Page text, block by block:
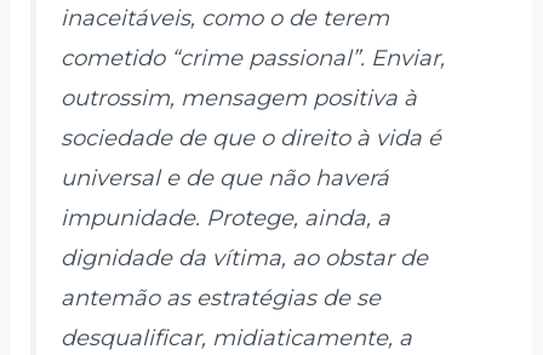
inaceitáveis, como o de terem
cometido “crime passional”. Enviar,
outrossim, mensagem positiva à
sociedade de que o direito à vida é
universal e de que não haverá
impunidade. Protege, ainda, a
dignidade da vítima, ao obstar de
antemão as estratégias de se
desqualificar, midiaticamente, a